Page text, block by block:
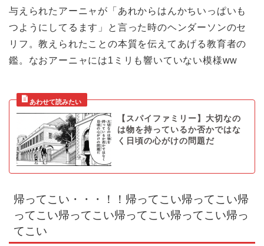
与えられたアーニャが「あれからはんかちいっぱいも
つようにしてるます」と言った時のヘンダーソンのセ
リフ。教えられたことの本質を伝えてあげる教育者の
鑑。なおアーニャには1ミリも響いていない模様ww
【スパイファミリー】大切なの
は物を持っているか否かではな
く日頃の心がけの問題だ
帰ってこい・・・！！帰ってこい帰ってこい帰
ってこい帰ってこい帰ってこい帰ってこい帰っ
てこい